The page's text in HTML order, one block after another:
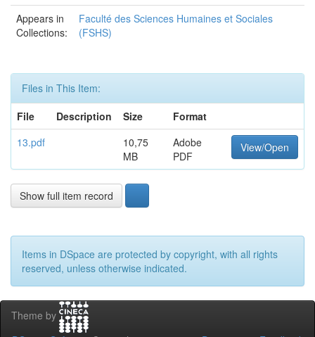
Appears in
Collections:
Faculté des Sciences Humaines et Sociales
(FSHS)
Files in This Item:
File
Description Size
Format
13.pdf
10,75
MB
Adobe
PDF
View/Open
Show full item record
Items in DSpace are protected by copyright, with all rights
reserved, unless otherwise indicated.
Theme by